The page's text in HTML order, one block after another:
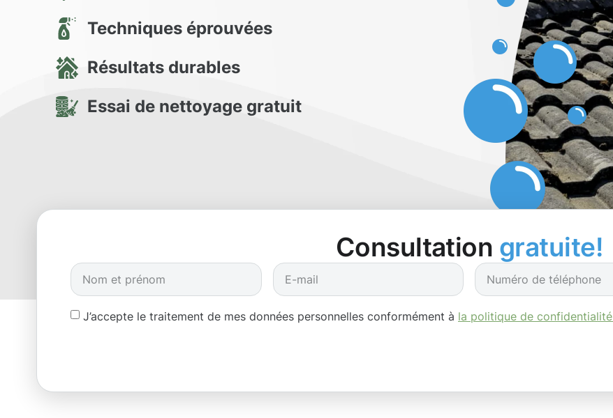
Techniques éprouvées
Résultats durables
Essai de nettoyage gratuit
Consultation gratuite!
J’accepte le traitement de mes données personnelles conformément à la politique de confidentialité